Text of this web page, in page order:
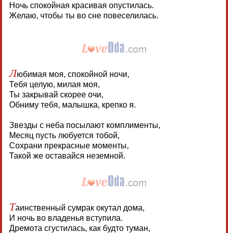
Ночь спокойная красивая опустилась.
Желаю, чтобы ты во сне повеселилась.
Любимая моя, спокойной ночи,
Тебя целую, милая моя,
Ты закрывай скорее очи,
Обниму тебя, малышка, крепко я.
Звезды с неба посылают комплименты,
Месяц пусть любуется тобой,
Сохрани прекрасные моменты,
Такой же оставайся неземной.
Таинственный сумрак окутал дома,
И ночь во владенья вступила.
Дремота сгустилась, как будто туман,